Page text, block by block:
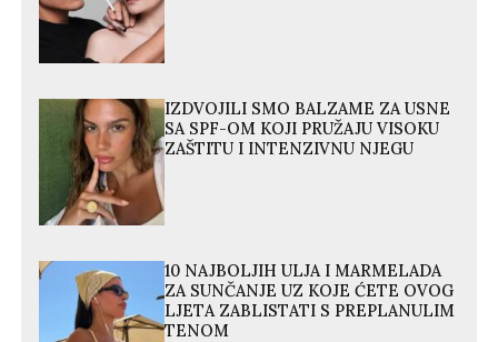
IZDVOJILI SMO BALZAME ZA USNE
SA SPF-OM KOJI PRUŽAJU VISOKU
ZAŠTITU I INTENZIVNU NJEGU
10 NAJBOLJIH ULJA I MARMELADA
ZA SUNČANJE UZ KOJE ĆETE OVOG
LJETA ZABLISTATI S PREPLANULIM
TENOM